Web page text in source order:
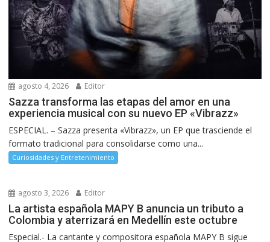
agosto 4, 2026 Editor
Sazza transforma las etapas del amor en una
experiencia musical con su nuevo EP «Vibrazz»
ESPECIAL. – Sazza presenta «Vibrazz», un EP que trasciende el
formato tradicional para consolidarse como una...
Curiosidades y Entretenimiento
agosto 3, 2026 Editor
La artista española MAPY B anuncia un tributo a
Colombia y aterrizará en Medellín este octubre
Especial.- La cantante y compositora española MAPY B sigue